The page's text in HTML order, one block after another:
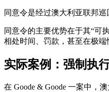
同意令是经过澳大利亚联邦巡
同意令的主要优势在于其“可
相处时间、罚款，甚至在极
实际案例：强制执
在 Goode & Goode 一案中，